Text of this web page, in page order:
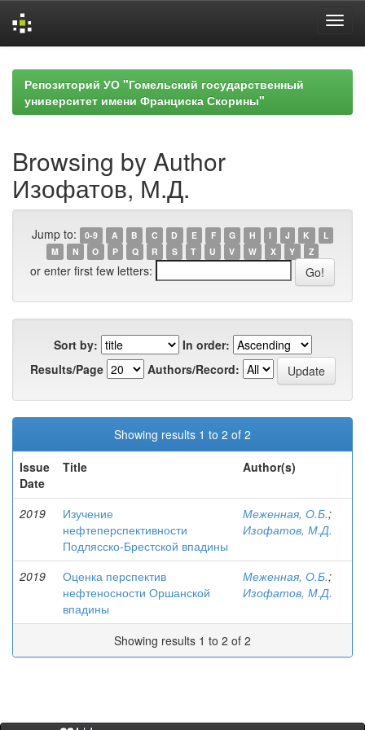
navigationРепозиторий УО "Гомельский государственный
университет имени Франциска Скорины"
Browsing by Author
Изофатов, М.Д.
Jump to: 0-9 A B C D E F G H I J K
L
M
N O P Q R S T U V W X Y Z
or enter first few letters:
Sort by:
In order:
Results/Page
Authors/Record:
Showing results 1 to 2 of 2
Issue
Date
Title Author(s)
2019
Изучение
нефтеперспективности
Подлясско-Брестской впадины
Меженная, О.Б.;
Изофатов, М.Д.
2019
Оценка перспектив
нефтеносности Оршанской
впадины
Меженная, О.Б.;
Изофатов, М.Д.
Showing results 1 to 2 of 2